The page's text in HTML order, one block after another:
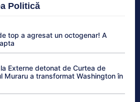
Politică
top a agresat un octogenar! A
Externe detonat de Curtea de
Muraru a transformat Washington în